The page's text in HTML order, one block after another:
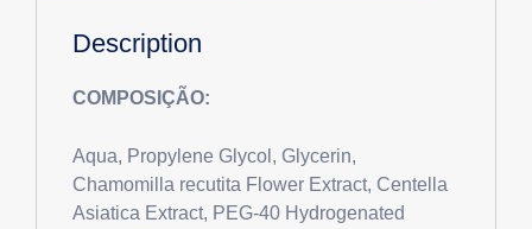
Description
COMPOSIÇÃO:
Aqua, Propylene Glycol, Glycerin,
Chamomilla recutita Flower Extract, Centella
Asiatica Extract, PEG-40 Hydrogenated